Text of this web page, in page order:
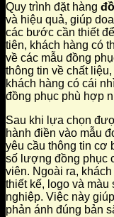
Quy trình đặt hàng
và hiệu quả, giúp
các bước cần thiết
tiên, khách hàng có
về các mẫu đồng
thông tin về chất
khách hàng có cái
đồng phục phù hợp
Sau khi lựa chọn
hành điền vào mẫu
yêu cầu thông tin cơ
số lượng đồng phục
viên. Ngoài ra,
thiết kế, logo và màu
nghiệp. Việc này
phản ánh đúng bản